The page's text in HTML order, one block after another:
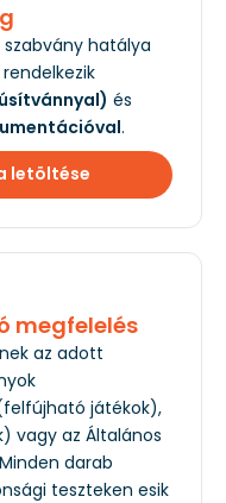
szabvány hatálya
és
.
letöltése
megfelelés
az adott
játékok),
vagy az Általános
darab
teszteken esik